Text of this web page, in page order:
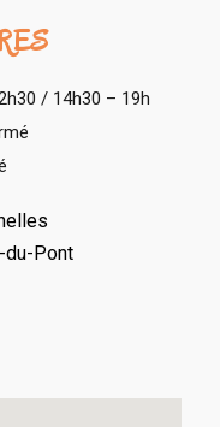
/ 14h30 – 19h
du-Pont